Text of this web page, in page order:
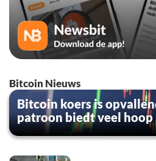
Bitcoin Nieuws
Bitcoin koers is
patroon biedt veel hoop